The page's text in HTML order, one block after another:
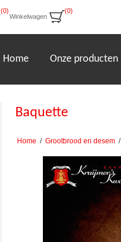
(0)
Winkelwagen
(0)
Home Onze producten
Baquette
Home / Grootbrood en desem /